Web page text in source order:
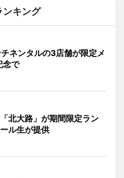
ンキング
ネンタルの3店舗が限定メ
で
北大路」が期間限定ラン
ル生が提供